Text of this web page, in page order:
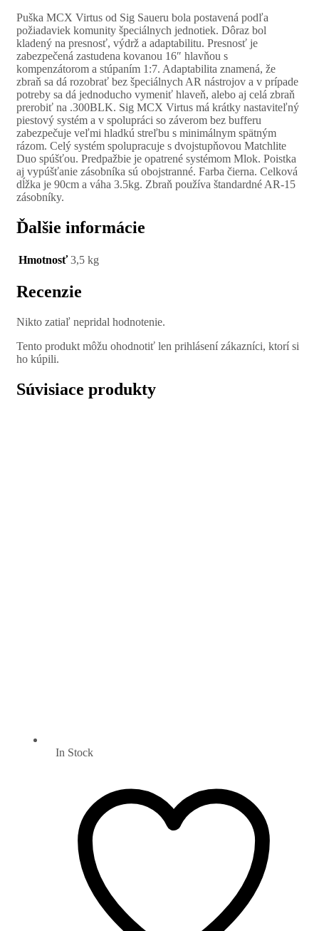
Puška MCX Virtus od Sig Saueru bola postavená podľa
požiadaviek komunity špeciálnych jednotiek. Dôraz bol
kladený na presnosť, výdrž a adaptabilitu. Presnosť je
zabezpečená zastudena kovanou 16″ hlavňou s
kompenzátorom a stúpaním 1:7. Adaptabilita znamená, že
zbraň sa dá rozobrať bez špeciálnych AR nástrojov a v prípade
potreby sa dá jednoducho vymeniť hlaveň, alebo aj celá zbraň
prerobiť na .300BLK. Sig MCX Virtus má krátky nastaviteľný
piestový systém a v spolupráci so záverom bez bufferu
zabezpečuje veľmi hladkú streľbu s minimálnym spätným
rázom. Celý systém spolupracuje s dvojstupňovou Matchlite
Duo spúšťou. Predpažbie je opatrené systémom Mlok. Poistka
aj vypúšťanie zásobníka sú obojstranné. Farba čierna. Celková
dĺžka je 90cm a váha 3.5kg. Zbraň používa štandardné AR-15
zásobníky.
Ďalšie informácie
Hmotnosť 3,5 kg
Recenzie
Nikto zatiaľ nepridal hodnotenie.
Tento produkt môžu ohodnotiť len prihlásení zákazníci, ktorí si
ho kúpili.
Súvisiace produkty
In Stock